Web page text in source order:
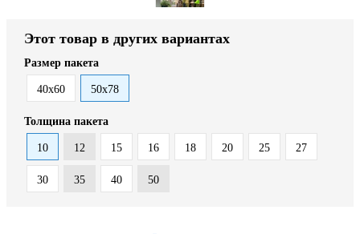
Этот товар в других вариантах
Размер пакета
40x60 50x78
Толщина пакета
10 12 15 16 18 20 25 27
30 35 40 50